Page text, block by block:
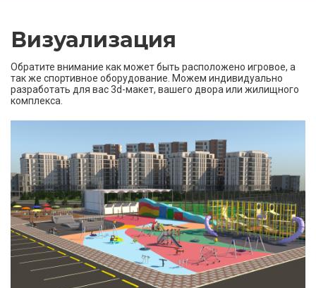
Визуализация
Обратите внимание как может быть расположено игровое, а
так же спортивное оборудование. Можем индивидуально
разработать для вас 3d-макет, вашего двора или жилищного
комплекса.